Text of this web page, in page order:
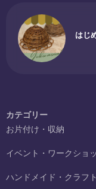
はじ
カテゴリー
お片付け・収納
イベント・ワークショ
ハンドメイド・クラフト